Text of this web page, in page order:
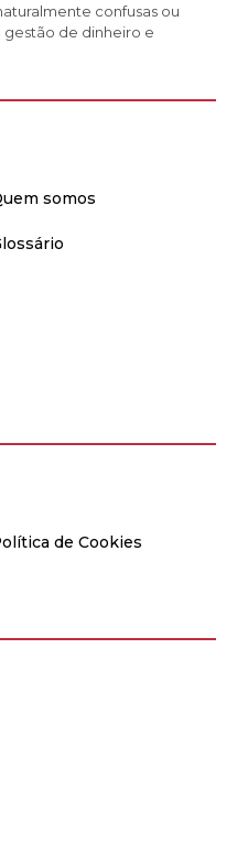
confusas ou
gestão de dinheiro e
somos
de Cookies